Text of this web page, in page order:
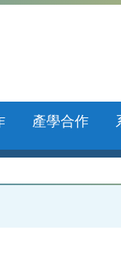
產學合作